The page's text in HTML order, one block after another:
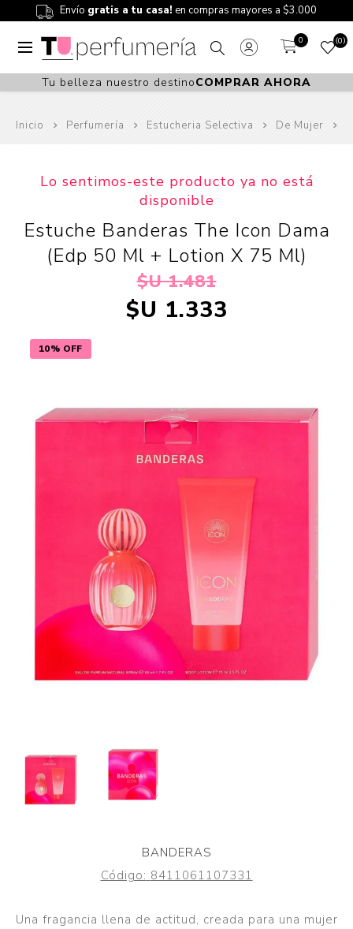
Envío gratis a tu casa! en compras mayores a $3.000
0 0
Tu belleza nuestro destinoCOMPRAR AHORA
Inicio Perfumería Estucheria Selectiva De Mujer
10% OFF
Lo sentimos-este producto ya no está
disponible
Estuche Banderas The Icon Dama
(Edp 50 Ml + Lotion X 75 Ml)
$U 1.481
$U 1.333
BANDERAS
Código: 8411061107331
Una fragancia llena de actitud, creada para una mujer